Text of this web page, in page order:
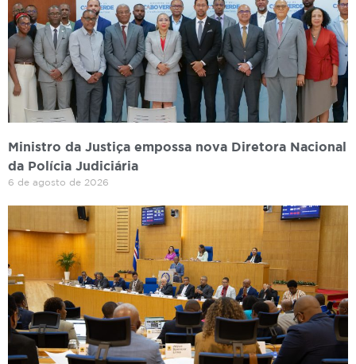
Ministro da Justiça empossa nova Diretora Nacional
da Polícia Judiciária
6 de agosto de 2026